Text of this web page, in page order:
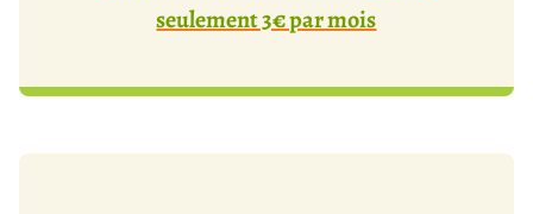
seulement 3€ par mois